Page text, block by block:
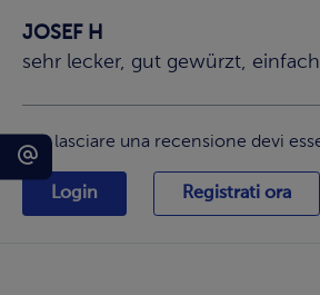
JOSEF H
sehr lecker, gut gewürzt,
Per lasciare una recensione devi
Login Registrati ora